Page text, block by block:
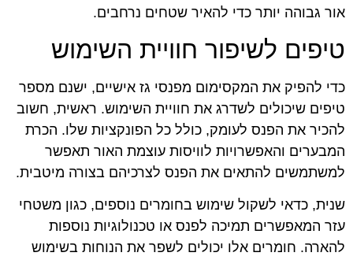
אור גבוהה יותר כדי להאיר שטחים נרחבים.
טיפים לשיפור חוויית השימוש
כדי להפיק את המקסימום מפנסי גז אישיים, ישנם מספר
טיפים שיכולים לשדרג את חוויית השימוש. ראשית, חשוב
להכיר את הפנס לעומק, כולל כל הפונקציות שלו. הכרת
המבערים והאפשרויות לוויסות עוצמת האור תאפשר
למשתמשים להתאים את הפנס לצרכיהם בצורה מיטבית.
שנית, כדאי לשקול שימוש בחומרים נוספים, כגון משטחי
עזר המאפשרים תמיכה לפנס או טכנולוגיות נוספות
להארה. חומרים אלו יכולים לשפר את הנוחות בשימוש